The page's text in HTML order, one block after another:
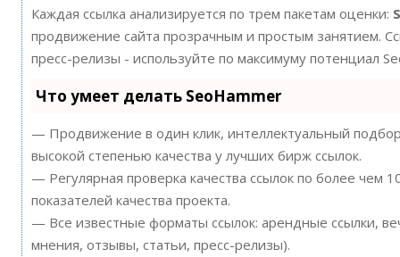
Каждая ссылка анализируется по трем пакетам оценки:
продвижение сайта прозрачным и простым занятием.
пресс-релизы - используйте по максимуму потенциал
Что умеет делать SeoHammer
— Продвижение в один клик, интеллектуальный
высокой степенью качества у лучших бирж ссылок.
— Регулярная проверка качества ссылок по более чем
показателей качества проекта.
— Все известные форматы ссылок: арендные ссылки,
мнения, отзывы, статьи, пресс-релизы).